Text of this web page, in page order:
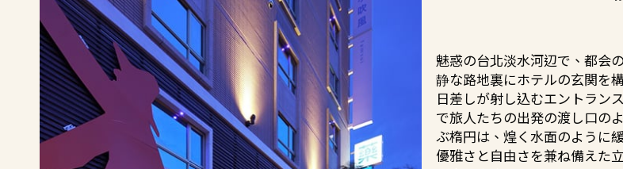
魅惑の台北淡水河辺で、都会
静な路地裏にホテルの玄関を
日差しが射し込むエントラン
で旅人たちの出発の渡し口の
ぶ楕円は、煌く水面のように
優雅さと自由さを兼ね備えた